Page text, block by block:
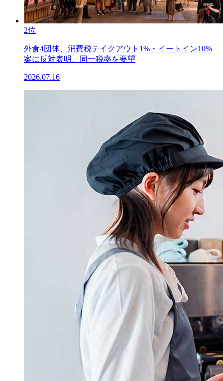
2位
外食4団体、消費税テイクアウト1%・イートイン10%
案に反対表明。同一税率を要望
2026.07.16